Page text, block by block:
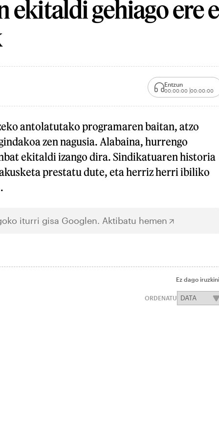
ekitaldi gehiago ere
Entzun
00:00:00 00:00:00
antolatutako programaren baitan, atzo
zen nagusia. Alabaina, hurrengo
ekitaldi izango dira. Sindikatuaren historia
prestatu dute, eta herriz herri ibiliko
iturri gisa Googlen. Aktibatu hemen
Ez dago
ORDENATU